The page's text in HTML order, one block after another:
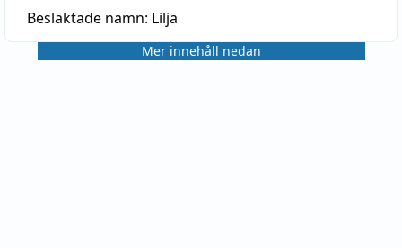
Besläktade namn: Lilja
Mer innehåll nedan